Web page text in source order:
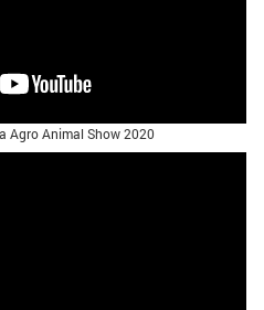
Agro Animal Show 2020